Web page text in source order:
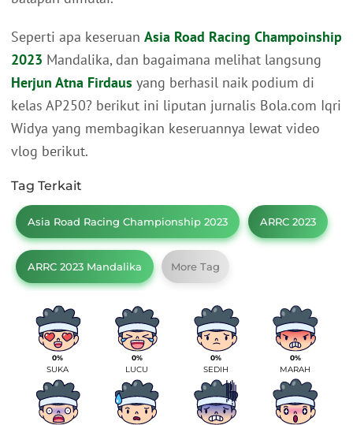
Seperti apa keseruan Asia Road Racing Champoinship
2023 Mandalika, dan bagaimana melihat langsung
Herjun Atna Firdaus yang berhasil naik podium di
kelas AP250? berikut ini liputan jurnalis Bola.com Iqri
Widya yang membagikan keseruannya lewat video
vlog berikut.
Tag Terkait
Asia Road Racing Championship 2023 ARRC 2023
ARRC 2023 Mandalika More Tag
0%
SUKA
0%
LUCU
0%
SEDIH
0%
MARAH